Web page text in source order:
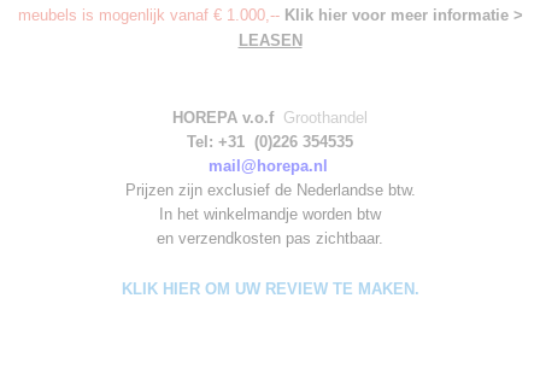
meubels is mogenlijk vanaf € 1.000,-- Klik hier voor meer informatie >
LEASEN
HOREPA v.o.f Groothandel
Tel: +31 (0)226 354535
mail@horepa.nl
Prijzen zijn exclusief de Nederlandse btw.
In het winkelmandje worden btw
en verzendkosten pas zichtbaar.
KLIK HIER OM UW REVIEW TE MAKEN.